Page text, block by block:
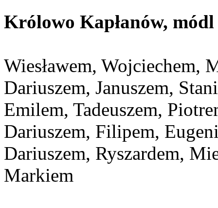
Królowo Kapłanów,
Wiesławem, Wojciechem,
Dariuszem, Januszem,
Emilem, Tadeuszem,
Dariuszem, Filipem,
Dariuszem, Ryszardem,
Markiem